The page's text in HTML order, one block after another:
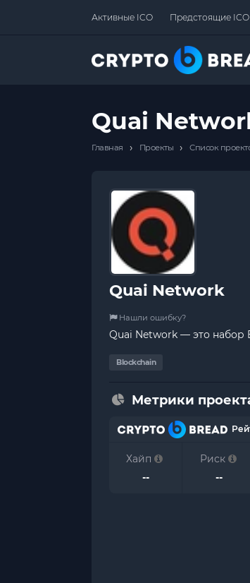
Активные ICO Предстоящие ICO
Quai
Главная › Проекты › Список
Quai Network
Нашли ошибку?
Quai Network — это набор
Blockchain
Метрики
Хайп
--
Риск
--